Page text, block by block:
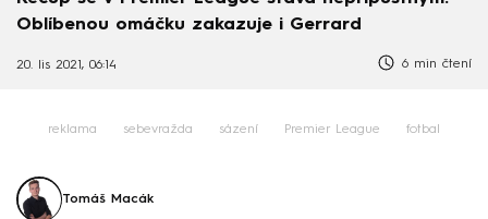
Oblíbenou omáčku zakazuje i Gerrard
20. lis 2021, 06:14 6 min čtení
reklama sebevražda sázení Premier League fotbal
Tomáš Macák